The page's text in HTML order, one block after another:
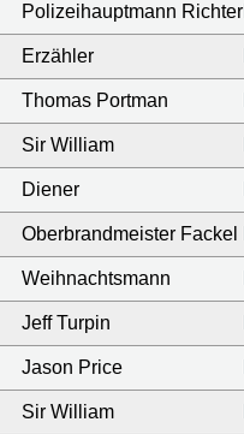
Polizeihauptmann Richter
Erzähler
Thomas Portman
Sir William
Diener
Oberbrandmeister Fackel
Weihnachtsmann
Jeff Turpin
Jason Price
Sir William